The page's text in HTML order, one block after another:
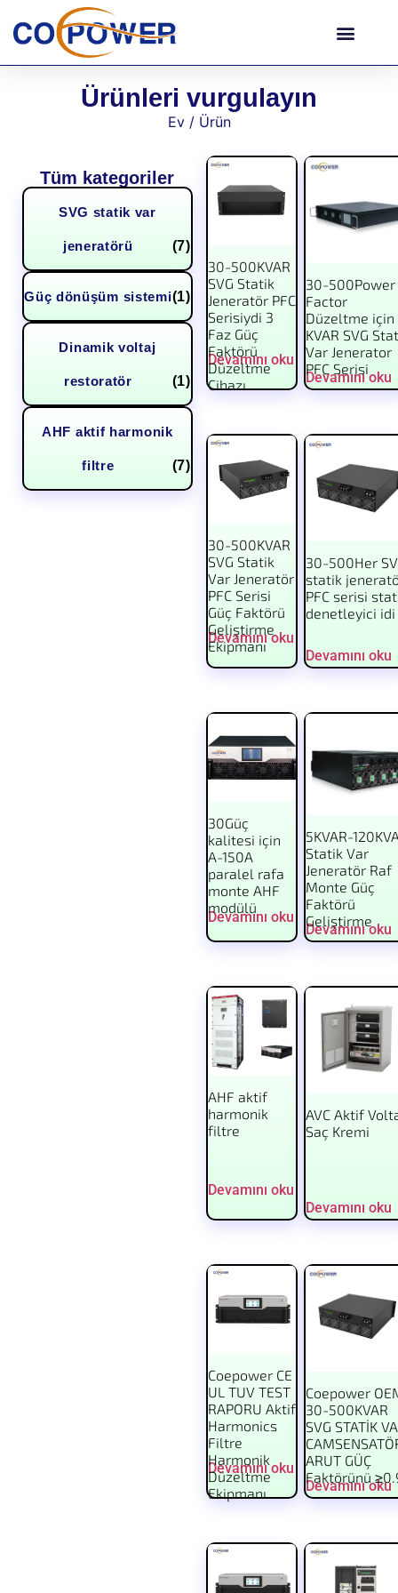
Ürünleri vurgulayın
Ev/ Ürün
Tüm kategoriler
SVG statik var
jeneratörü (7)
Güç dönüşüm sistemi(1)
Dinamik voltaj
restoratör (1)
AHF aktif harmonik
filtre (7)
30-500KVAR
SVG Statik
Jeneratör PFC
Serisiydi 3
Faz Güç
Faktörü
Düzeltme
Cihazı
Devamını oku
30-500Power
Factor
Düzeltme için
KVAR SVG
Var Jenerator
PFC Serisi
Devamını oku
30-500KVAR
SVG Statik
Var Jeneratör
PFC Serisi
Güç Faktörü
Geliştirme
Ekipmanı
Devamını oku
30-500Her
statik
PFC serisi
denetleyici idi
Devamını oku
30Güç
kalitesi için
A-150A
paralel rafa
monte AHF
modülü
Devamını oku
5KVAR-
Statik Var
Jeneratör Raf
Monte Güç
Faktörü
Geliştirme
Devamını oku
AHF aktif
harmonik
filtre
Devamını oku
AVC Aktif
Saç Kremi
Devamını oku
Coepower CE
UL TUV TEST
RAPORU Aktif
Harmonics
Filtre
Harmonik
Düzeltme
Ekipmanı
Devamını oku
Coepower
30-500KVAR
SVG STATİK
ARUT GÜÇ
Faktörünü
Devamını oku